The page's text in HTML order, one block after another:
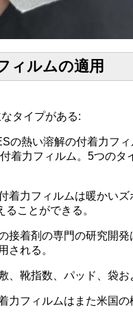
ィルムの適用
タイプがある:
の熱い溶解の付着力フ
着力フィルム。5つの
着力フィルムは暖かい
ことができる。
接着剤の専門の研究開
される。
、靴指数、パッド、袋
力フィルムはまた米国